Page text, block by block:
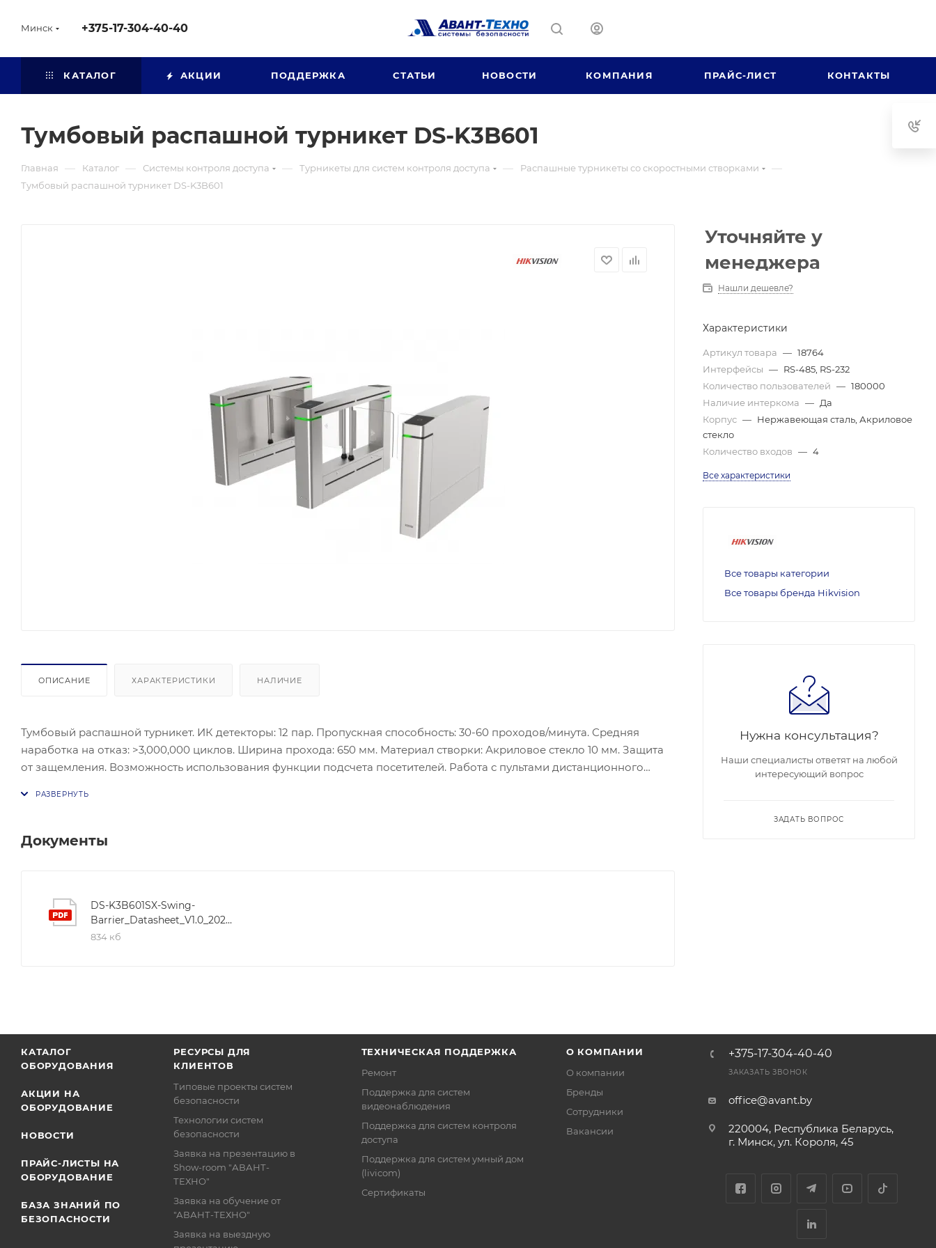
Минск +375-17-304-40-40
КАТАЛОГ АКЦИИ ПОДДЕРЖКА СТАТЬИ НОВОСТИ КОМПАНИЯ ПРАЙС-ЛИСТ КОНТАКТЫ
Тумбовый распашной турникет DS-K3B601
Главная — Каталог — Системы контроля доступа — Турникеты для систем контроля доступа — Распашные турникеты со скоростными створками —
Тумбовый распашной турникет DS-K3B601
ОПИСАНИЕ ХАРАКТЕРИСТИКИ НАЛИЧИЕ
Тумбовый распашной турникет. ИК детекторы: 12 пар. Пропускная способность: 30-60 проходов/минута. Средняя
наработка на отказ: >3,000,000 циклов. Ширина прохода: 650 мм. Материал створки: Акриловое стекло 10 мм. Защита
от защемления. Возможность использования функции подсчета посетителей. Работа с пультами дистанционного
(Считыватели): М- Mifare, Е - EM Marine, F- отпечаток пальца, Q- QR code - Pg (Работа с терминалами распознавания
Документы
DS-K3B601SX-Swing-
Barrier_Datasheet_V1.0_20210706
834 кб
Уточняйте у
менеджера
Нашли дешевле?
Характеристики
Артикул товара — 18764
Интерфейсы — RS-485, RS-232
Количество пользователей — 180000
Наличие интеркома — Да
Корпус — Нержавеющая сталь, Акриловое
стекло
Количество входов — 4
Все характеристики
Все товары категории
Все товары бренда Hikvision
Нужна консультация?
Наши специалисты ответят на любой
интересующий вопрос
ЗАДАТЬ ВОПРОС
КАТАЛОГ
ОБОРУДОВАНИЯ
АКЦИИ НА
ОБОРУДОВАНИЕ
НОВОСТИ
ПРАЙС-ЛИСТЫ НА
ОБОРУДОВАНИЕ
БАЗА ЗНАНИЙ ПО
БЕЗОПАСНОСТИ
РЕСУРСЫ ДЛЯ
КЛИЕНТОВ
Типовые проекты систем
безопасности
Технологии систем
безопасности
Заявка на презентацию в
Show-room "АВАНТ-
ТЕХНО"
Заявка на обучение от
"АВАНТ-ТЕХНО"
Заявка на выездную
ТЕХНИЧЕСКАЯ ПОДДЕРЖКА
Ремонт
Поддержка для систем
видеонаблюдения
Поддержка для систем контроля
доступа
Поддержка для систем умный дом
(livicom)
Сертификаты
О КОМПАНИИ
О компании
Бренды
Сотрудники
Вакансии
+375-17-304-40-40
ЗАКАЗАТЬ ЗВОНОК
office@avant.by
220004, Республика Беларусь,
г. Минск, ул. Короля, 45